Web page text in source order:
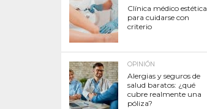
Clínica médico estética
para cuidarse con
criterio
OPINIÓN
Alergias y seguros de
salud baratos: ¿qué
cubre realmente una
póliza?